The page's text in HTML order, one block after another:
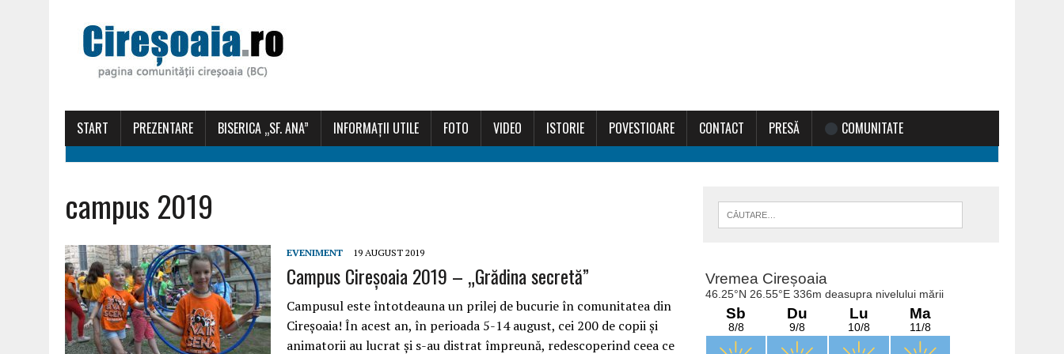
START PREZENTARE BISERICA „SF. ANA” INFORMAȚII UTILE FOTO VIDEO ISTORIE POVESTIOARE CONTACT PRESĂ COMUNITATE
campus 2019
EVENIMENT 19 AUGUST 2019
Campus Cireșoaia 2019 – „Grădina secretă”
Campusul este întotdeauna un prilej de bucurie în comunitatea din
Cireșoaia! În acest an, în perioada 5-14 august, cei 200 de copii și
animatorii au lucrat și s-au distrat împreună, redescoperind ceea ce